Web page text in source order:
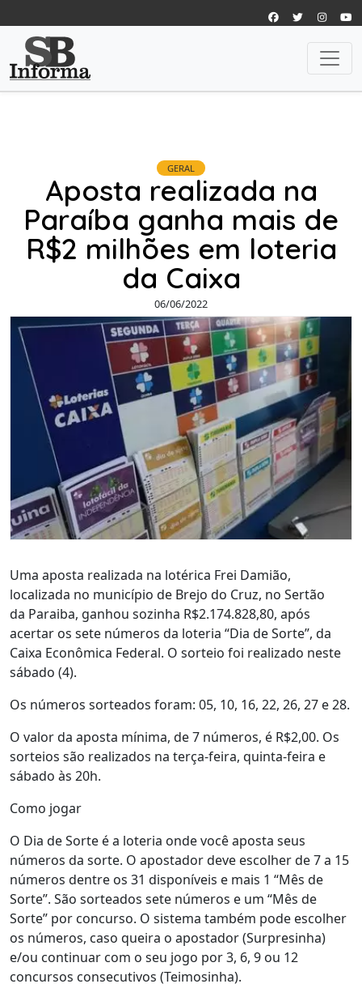
GERAL
Aposta realizada na
Paraíba ganha mais de
R$2 milhões em loteria
da Caixa
06/06/2022
Uma aposta realizada na lotérica Frei Damião,
localizada no município de Brejo do Cruz, no Sertão
da Paraiba, ganhou sozinha R$2.174.828,80, após
acertar os sete números da loteria “Dia de Sorte”, da
Caixa Econômica Federal. O sorteio foi realizado neste
sábado (4).
Os números sorteados foram: 05, 10, 16, 22, 26, 27 e 28.
O valor da aposta mínima, de 7 números, é R$2,00. Os
sorteios são realizados na terça-feira, quinta-feira e
sábado às 20h.
Como jogar
O Dia de Sorte é a loteria onde você aposta seus
números da sorte. O apostador deve escolher de 7 a 15
números dentre os 31 disponíveis e mais 1 “Mês de
Sorte”. São sorteados sete números e um “Mês de
Sorte” por concurso. O sistema também pode escolher
os números, caso queira o apostador (Surpresinha)
e/ou continuar com o seu jogo por 3, 6, 9 ou 12
concursos consecutivos (Teimosinha).